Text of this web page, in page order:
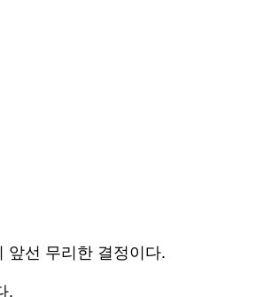
앞선 무리한 결정이다.
.